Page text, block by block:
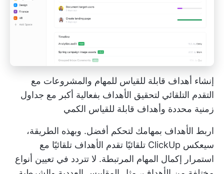
إنشاء أهداف قابلة للقياس للمهام والمشروعات مع
التقدم التلقائي لتحقيق الأهداف بفعالية أكبر مع جداول
زمنية محددة وأهداف قابلة للقياس الكمي
اربط الأهداف بمهامك لتحكم أفضل. وبهذه الطريقة،
سيعكس ClickUp تلقائيًا تقدم الأهداف تلقائيًا مع
استمرار إكمال المهام المرتبطة. لا تتردد في تعيين أنواع